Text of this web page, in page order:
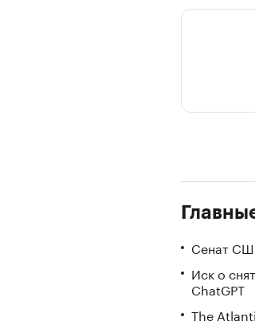
Сенат
Иск о
ChatGPT
The